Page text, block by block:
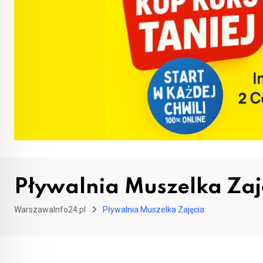
Pływalnia Muszelka
WarszawaInfo24.pl Pływalnia Muszelka Zajęcia